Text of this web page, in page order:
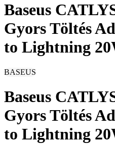
Baseus
Gyors Töltés
to Lightning
BASEUS
Baseus
Gyors Töltés
to Lightning